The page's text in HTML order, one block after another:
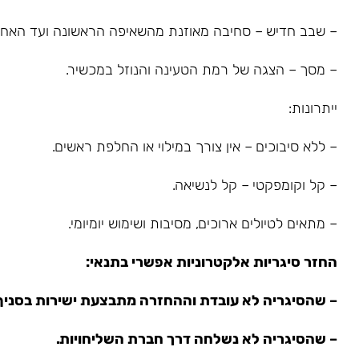
– שבב חדיש – סחיבה מאוזנת מהשאיפה הראשונה ועד
– מסך – הצגה של רמת הטעינה והנוזל במכשיר.
ייתרונות:
– ללא סיבוכים – אין צורך במילוי או החלפת ראשים.
– קל וקומפקטי – קל לנשיאה.
– מתאים לטיולים ארוכים, מסיבות ושימוש יומיומי.
החזר סיגריות אלקטרוניות אפשרי בתנאי:
– שהסיגריה לא עובדת וההחזרה מתבצעת ישירות
– שהסיגריה לא נשלחה דרך חברת השליחויות.